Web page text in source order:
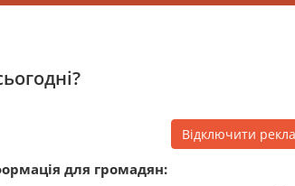
Відключити
для громадян: